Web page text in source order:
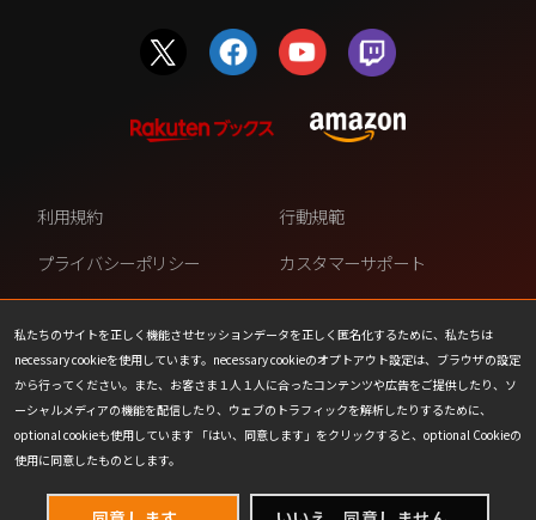
私たちのサイトを正しく機能させセッションデータを正しく匿名化するために、私たちは
necessary cookieを使用しています。necessary cookieのオプトアウト設定は、ブラウザの設定
から行ってください。また、お客さま１人１人に合ったコンテンツや広告をご提供したり、ソ
ーシャルメディアの機能を配信したり、ウェブのトラフィックを解析したりするために、
optional cookieも使用しています 「はい、同意します」をクリックすると、optional Cookieの
使用に同意したものとします。
利用規約
行動規範
プライバシーポリシー
カスタマーサポート
ファンコンテンツ・ポリシー
個人情報の販売や共有を許可し
ない
COOKIE
プレスリリース
会社情報
お問い合わせ